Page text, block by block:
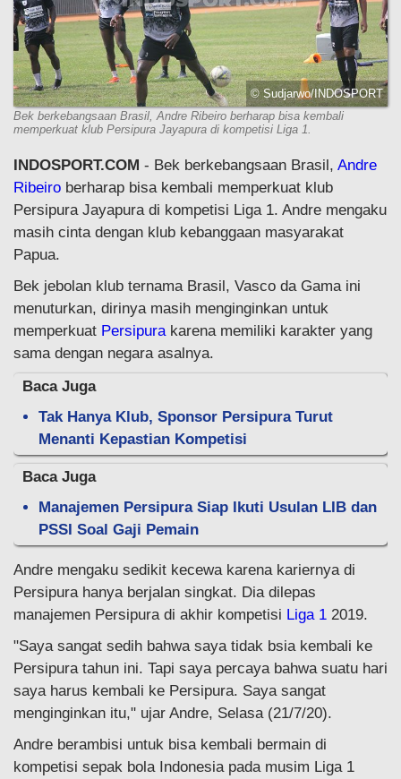
© Sudjarwo/INDOSPORT
Bek berkebangsaan Brasil, Andre Ribeiro berharap bisa kembali
memperkuat klub Persipura Jayapura di kompetisi Liga 1.
INDOSPORT.COM - Bek berkebangsaan Brasil, Andre
Ribeiro berharap bisa kembali memperkuat klub
Persipura Jayapura di kompetisi Liga 1. Andre mengaku
masih cinta dengan klub kebanggaan masyarakat
Papua.
Bek jebolan klub ternama Brasil, Vasco da Gama ini
menuturkan, dirinya masih menginginkan untuk
memperkuat Persipura karena memiliki karakter yang
sama dengan negara asalnya.
Baca Juga
Tak Hanya Klub, Sponsor Persipura Turut
Menanti Kepastian Kompetisi
Baca Juga
Manajemen Persipura Siap Ikuti Usulan LIB dan
PSSI Soal Gaji Pemain
Andre mengaku sedikit kecewa karena kariernya di
Persipura hanya berjalan singkat. Dia dilepas
manajemen Persipura di akhir kompetisi Liga 1 2019.
"Saya sangat sedih bahwa saya tidak bsia kembali ke
Persipura tahun ini. Tapi saya percaya bahwa suatu hari
saya harus kembali ke Persipura. Saya sangat
menginginkan itu," ujar Andre, Selasa (21/7/20).
Andre berambisi untuk bisa kembali bermain di
kompetisi sepak bola Indonesia pada musim Liga 1